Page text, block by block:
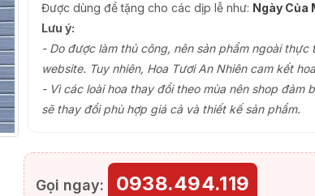
Được dùng để tặng cho các dịp lễ như: Ngày Của
Lưu ý:
- Do được làm thủ công, nên sản phẩm ngoài
website. Tuy nhiên, Hoa Tươi An Nhiên cam kết
- Vì các loài hoa thay đổi theo mùa nên shop đảm
sẽ thay đổi phù hợp giá cả và thiết kế sản phẩm.
Gọi ngay: 0938.494.119